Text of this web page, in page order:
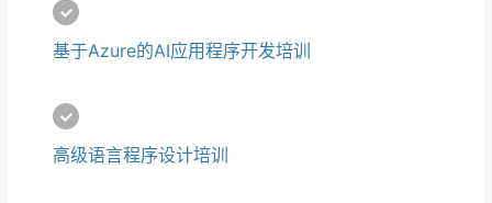
基于Azure的AI应用程序开发培训
高级语言程序设计培训